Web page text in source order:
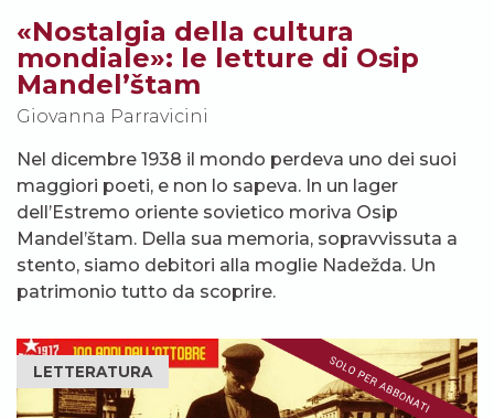
«Nostalgia della cultura
mondiale»: le letture di Osip
Mandel’štam
Giovanna Parravicini
Nel dicembre 1938 il mondo perdeva uno dei suoi
maggiori poeti, e non lo sapeva. In un lager
dell’Estremo oriente sovietico moriva Osip
Mandel’štam. Della sua memoria, sopravvissuta a
stento, siamo debitori alla moglie Nadežda. Un
patrimonio tutto da scoprire.
LETTERATURA